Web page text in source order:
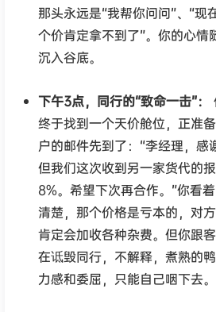
那头永远是“我帮你问问”、“现
个价肯定拿不到了”。你的心情
沉入谷底。
下午3点，同行的“致命一击”：
终于找到一个天价舱位，正准
户的邮件先到了：“李经理，感
但我们这次收到另一家货代的
8%。希望下次再合作。”你看
清楚，那个价格是亏本的，对
肯定会加收各种杂费。但你跟
在诋毁同行，不解释，煮熟的
力感和委屈，只能自己咽下去。